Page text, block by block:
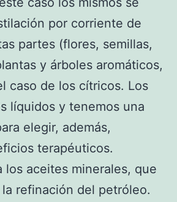
por corriente de
partes (flores, semillas,
y árboles aromáticos,
caso de los cítricos. Los
líquidos y tenemos una
elegir, además,
terapéuticos.
los aceites minerales, que
refinación del petróleo.